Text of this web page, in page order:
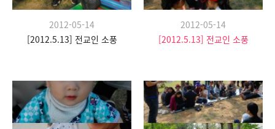
2012-05-14
[2012.5.13] 전교인 소풍
2012-05-14
[2012.5.13] 전교인 소풍